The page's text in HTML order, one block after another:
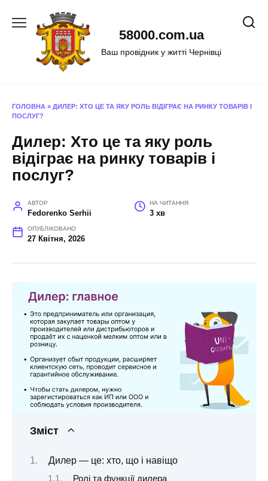
58000.com.ua
Ваш провідник у житті Чернівці
ГОЛОВНА » ДИЛЕР: ХТО ЦЕ ТА ЯКУ РОЛЬ ВІДІГРАЄ НА РИНКУ ТОВАРІВ І
ПОСЛУГ?
Дилер: Хто це та яку роль
відіграє на ринку товарів і
послуг?
АВТОР
Fedorenko Serhii
НА ЧИТАННЯ
3 хв
ОПУБЛІКОВАНО
27 Квітня, 2026
Зміст
Дилер — це: хто, що і навіщо
Ролі та функції дилера